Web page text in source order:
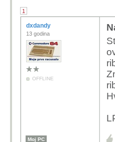
1
dxdandy
13 godina
OFFLINE
Moj PC